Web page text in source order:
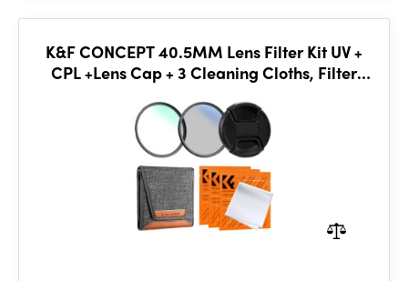
K&F CONCEPT 40.5MM Lens Filter Kit UV +
CPL +Lens Cap + 3 Cleaning Cloths, Filter